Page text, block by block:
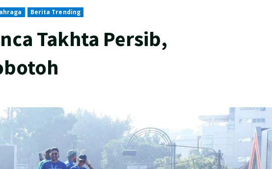
Berita Trending
Takhta Persib,